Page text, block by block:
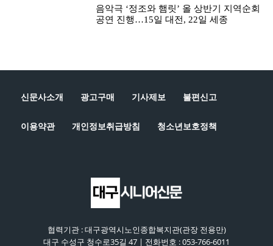
음악극 ‘정조와 햄릿’ 올 상반기 지역순회
공연 진행…15일 대전, 22일 세종
신문사소개 광고구매 기사제보 불편신고
이용약관 개인정보취급방침 청소년보호정책
협력기관 : 대구광역시노인종합복지관(관장 전용만)
대구 수성구 청수로35길 47 | 전화번호 : 053-766-6011